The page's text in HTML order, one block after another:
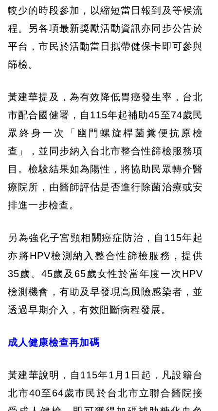
較少的時段參加，以縮短當日報到及等候流
程。另各項最新獎勵活動資訊亦同步公告於
平台，市民於活動當日攜帶健保卡即可參與
篩檢。
黃建華提及，為有效降低胃癌發生率，台北
市配合國健署，自115年起補助45至74歲民
眾終身一次「幽門螺旋桿菌糞便抗原檢
查」，並同步納入台北市整合性篩檢服務項
目。檢驗結果如為陽性，將協助民眾轉介醫
療院所，由醫師評估是否進行除菌治療或安
排進一步檢查。
另為強化子宮頸相關癌症防治，自115年起
亦將HPV檢測納入整合性篩檢服務，提供
35歲、45歲及65歲女性於當年度一次HPV
檢測機會，有助及早發現高風險感染者，並
透過早期介入，有效阻斷病程發展。
成人健康檢查再加碼
黃建華說明，自115年1月1日起，凡設籍台
北市40至64歲市民於台北市立聯合醫院接